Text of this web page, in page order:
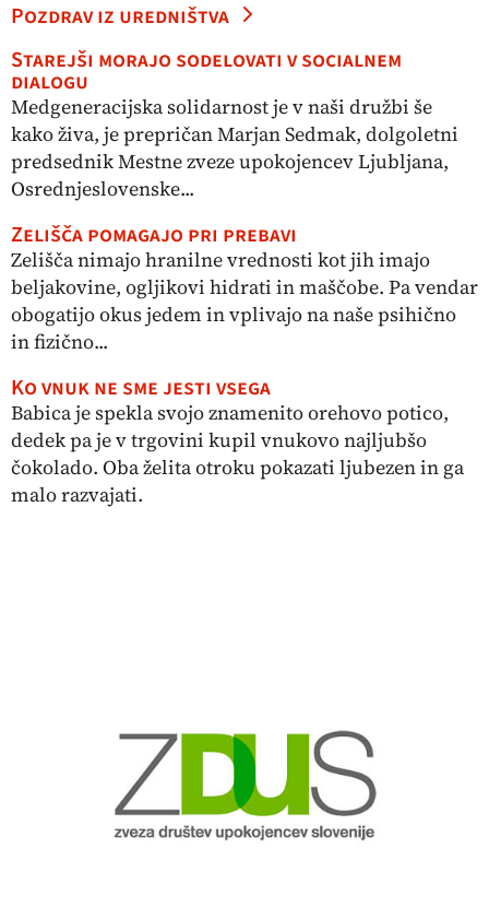
Pozdrav iz uredništva
Starejši morajo sodelovati v socialnem
dialogu
Medgeneracijska solidarnost je v naši družbi še
kako živa, je prepričan Marjan Sedmak, dolgoletni
predsednik Mestne zveze upokojencev Ljubljana,
Osrednjeslovenske...
Zelišča pomagajo pri prebavi
Zelišča nimajo hranilne vrednosti kot jih imajo
beljakovine, ogljikovi hidrati in maščobe. Pa vendar
obogatijo okus jedem in vplivajo na naše psihično
in fizično...
Ko vnuk ne sme jesti vsega
Babica je spekla svojo znamenito orehovo potico,
dedek pa je v trgovini kupil vnukovo najljubšo
čokolado. Oba želita otroku pokazati ljubezen in ga
malo razvajati.